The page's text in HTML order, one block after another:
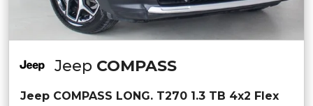
Jeep COMPASS
Jeep COMPASS LONG. T270 1.3 TB 4x2 Flex